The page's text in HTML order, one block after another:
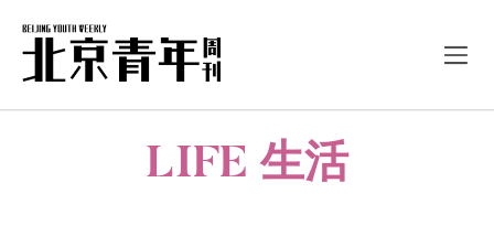
LIFE 生活